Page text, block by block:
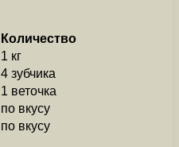
Количество
1 кг
4 зубчика
1 веточка
по вкусу
по вкусу